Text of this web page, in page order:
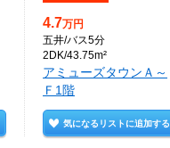
4.7万円
五井/バス5分
2DK/43.75m²
アミューズタウンＡ～
Ｆ1階
気になるリストに追加する